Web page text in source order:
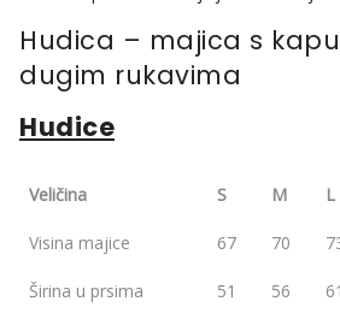
Hudica – majica s
dugim rukavima
Hudice
Veličina S M L
Visina majice 67 70
Širina u prsima 51 56 61